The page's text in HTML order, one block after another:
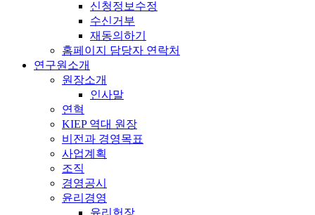
신청정보수정
수신거부
재동의하기
홈페이지 담당자 연락처
연구원소개
원장소개
인사말
연혁
KIEP 역대 원장
비전과 경영목표
사업계획
조직
경영공시
윤리경영
윤리헌장